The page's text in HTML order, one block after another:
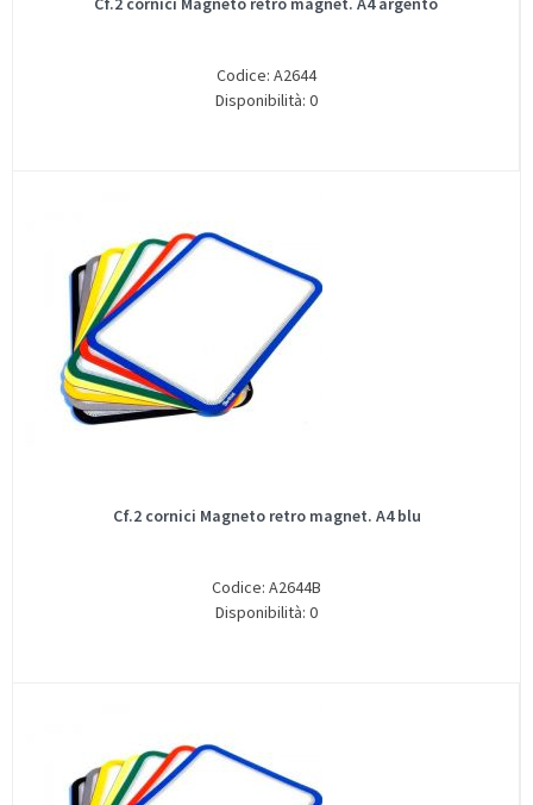
Codice: A2644
Disponibilità: 0
Cf.2 cornici Magneto retro magnet. A4 blu
Codice: A2644B
Disponibilità: 0